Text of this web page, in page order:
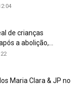
de crianças
a abolição,...
Maria Clara & JP no